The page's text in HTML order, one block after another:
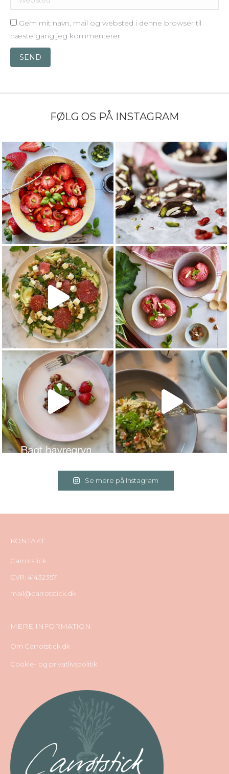
Gem mit navn, mail og websted i denne browser til
næste gang jeg kommenterer.
SEND
FØLG OS PÅ INSTAGRAM
Se mere på Instagram
KONTAKT
Carrotstick
CVR: 41432357
mail@carrotstick.dk
MERE INFORMATION
Om Carrotstick.dk
Cookie- og privatlivspolitik